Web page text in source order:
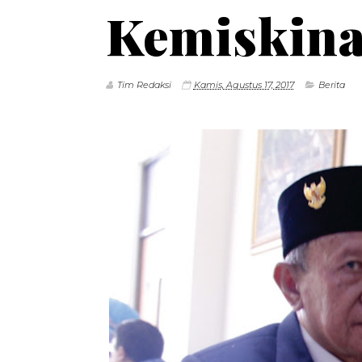
Tim Redaksi Kamis, Agustus 17, 2017 Berita